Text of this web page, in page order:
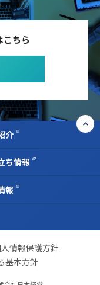
こちら
介
ち情報
報
情報保護方針
基本方針